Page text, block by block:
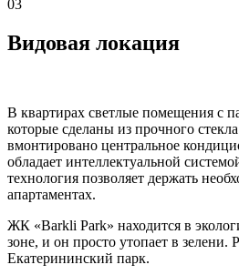
03
Видовая локация
В квартирах светлые помещения с
которые сделаны из прочного
вмонтировано центральное
обладает интеллектуальной
технология позволяет держать
апартаментах.
ЖК «Barkli Park» находится в
зоне, и он просто утопает в зелени.
Екатерининский парк.